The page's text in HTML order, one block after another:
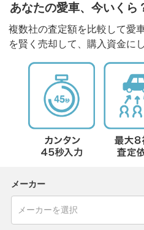
あなたの愛車、今いくら
複数社の査定額を比較して愛
を賢く売却して、購入資金に
メーカー